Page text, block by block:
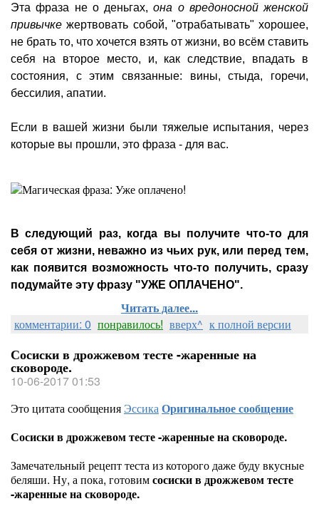
Эта фраза не о деньгах, она о вредоносной женской
привычке жертвовать собой, "отрабатывать" хорошее,
не брать то, что хочется взять от жизни, во всём ставить
себя на второе место, и, как следствие, впадать в
состояния, с этим связанные: вины, стыда, горечи,
бессилия, апатии.
Если в вашей жизни были тяжелые испытания, через
которые вы прошли, это фраза - для вас.
В следующий раз, когда вы получите что-то для
себя от жизни, неважно из чьих рук, или перед тем,
как появится возможность что-то получить, сразу
подумайте эту фразу "УЖЕ ОПЛАЧЕНО".
Читать далее...
комментарии: 0 понравилось! вверх^ к полной версии
Сосиски в дрожжевом тесте -жаренные на
сковороде.
10-06-2017 01:53
Это цитата сообщения ЭссикаОригинальное сообщение
Сосиски в дрожжевом тесте -жаренные на сковороде.
Замечательный рецепт теста из которого даже буду вкусные
беляши. Ну, а пока, готовимсосиски в дрожжевом тесте
-жаренные на сковороде.